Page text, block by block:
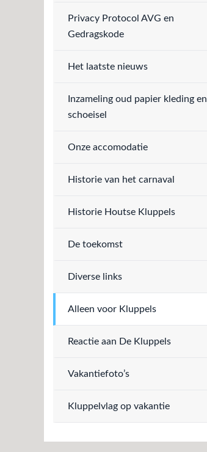
Privacy Protocol AVG en
Gedragskode
Het laatste nieuws
Inzameling oud papier kleding en
schoeisel
Onze accomodatie
Historie van het carnaval
Historie Houtse Kluppels
De toekomst
Diverse links
Alleen voor Kluppels
Reactie aan De Kluppels
Vakantiefoto’s
Kluppelvlag op vakantie